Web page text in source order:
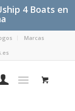
4 Boats en
Marcas